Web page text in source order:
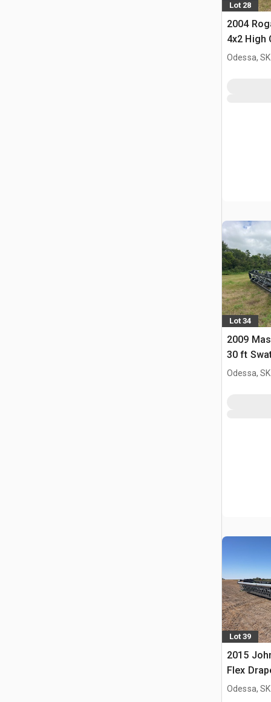
Lot 28
2004
4x2 High
Odessa,
Lot 34
2009
30 ft
Odessa,
Lot 39
2015
Flex
Odessa,